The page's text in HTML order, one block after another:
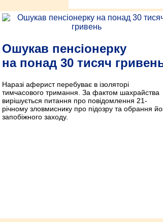
Ошукав пенсіонерку
на понад 30 тисяч
Наразі аферист перебуває в ізоляторі
тимчасового тримання. За фактом шахрайства
вирішується питання про повідомлення 21-
річному зловмиснику про підозру та обрання
запобіжного заходу.